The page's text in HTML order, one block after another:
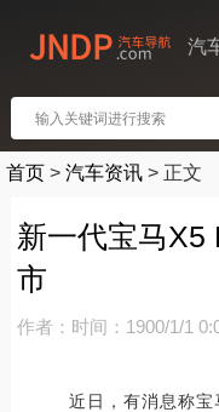
汽
首页 > 汽车资讯 > 正文
新一代宝马X5
市
作者： 时间：1900/1/1
近日，有消息称宝